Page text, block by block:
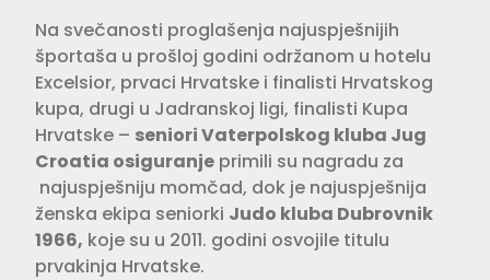
Na svečanosti proglašenja najuspješnijih
športaša u prošloj godini održanom u hotelu
Excelsior, prvaci Hrvatske i finalisti Hrvatskog
kupa, drugi u Jadranskoj ligi, finalisti Kupa
Hrvatske – seniori Vaterpolskog kluba Jug
Croatia osiguranje primili su nagradu za
najuspješniju momčad, dok je najuspješnija
ženska ekipa seniorki Judo kluba Dubrovnik
1966, koje su u 2011. godini osvojile titulu
prvakinja Hrvatske.